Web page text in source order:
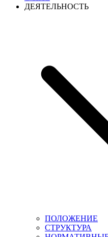
ДЕЯТЕЛЬНОСТЬ
ПОЛОЖЕНИЕ
СТРУКТУРА